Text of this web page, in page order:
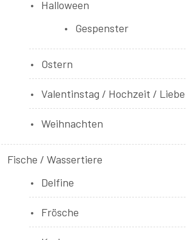
Halloween
Gespenster
Ostern
Valentinstag / Hochzeit / Liebe
Weihnachten
Fische / Wassertiere
Delfine
Frösche